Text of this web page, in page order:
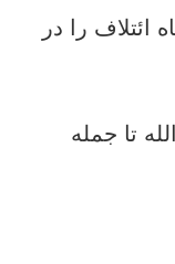
را در
تا جمله